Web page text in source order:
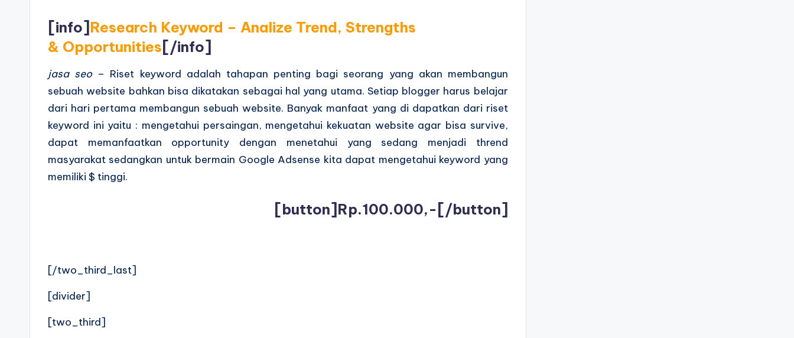
[info] Research Keyword – Analize Trend, Strengths
& Opportunities [/info]
jasa seo– Riset keyword adalah tahapan penting bagi seorang yang akan membangun
sebuah website bahkan bisa dikatakan sebagai hal yang utama. Setiap blogger harus belajar
dari hari pertama membangun sebuah website. Banyak manfaat yang di dapatkan dari riset
keyword ini yaitu : mengetahui persaingan, mengetahui kekuatan website agar bisa survive,
dapat memanfaatkan opportunity dengan menetahui yang sedang menjadi thrend
masyarakat sedangkan untuk bermain Google Adsense kita dapat mengetahui keyword yang
memiliki $ tinggi.
[button]Rp.100.000,-[/button]
[/two_third_last]
[divider]
[two_third]